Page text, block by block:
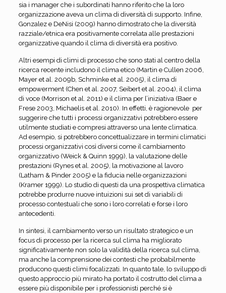
sia i manager che i subordinati hanno riferito che la loro
organizzazione aveva un clima di diversità di supporto. Infine,
Gonzalez e DeNisi (2009) hanno dimostrato che la diversità
razziale/etnica era positivamente correlata alle prestazioni
organizzative quando il clima di diversità era positivo.
Altri esempi di climi di processo che sono stati al centro della
ricerca recente includono il clima etico (Martin e Cullen 2006,
Mayer et al. 2009b, Schminke et al. 2005), il clima di
empowerment (Chen et al. 2007, Seibert et al. 2004), il clima
di voce (Morrison et al. 2011) e il clima per l’iniziativa (Baer e
Frese 2003, Michaelis et al. 2010). In effetti, è ragionevole per
suggerire che tutti i processi organizzativi potrebbero essere
utilmente studiati e compresi attraverso una lente climatica.
Ad esempio, si potrebbero concettualizzare in termini climatici
processi organizzativi così diversi come il cambiamento
organizzativo (Weick & Quinn 1999), la valutazione delle
prestazioni (Rynes et al. 2005), la motivazione al lavoro
(Latham & Pinder 2005) e la fiducia nelle organizzazioni
(Kramer 1999). Lo studio di questi da una prospettiva climatica
potrebbe produrre nuove intuizioni sui set di variabili di
processo contestuali che sono i loro correlati e forse i loro
antecedenti.
In sintesi, il cambiamento verso un risultato strategico e un
focus di processo per la ricerca sul clima ha migliorato
significativamente non solo la validità della ricerca sul clima,
ma anche la comprensione dei contesti che probabilmente
producono questi climi focalizzati. In quanto tale, lo sviluppo di
questo approccio più mirato ha portato il costrutto del clima a
essere più disponibile per i professionisti perché si è